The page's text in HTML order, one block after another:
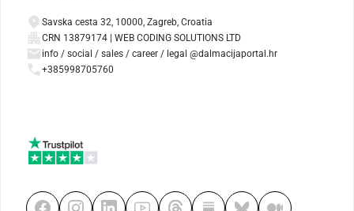
Savska cesta 32, 10000, Zagreb, Croatia
CRN 13879174 | WEB CODING SOLUTIONS LTD
info / social / sales / career / legal @dalmacijaportal.hr
+385998705760